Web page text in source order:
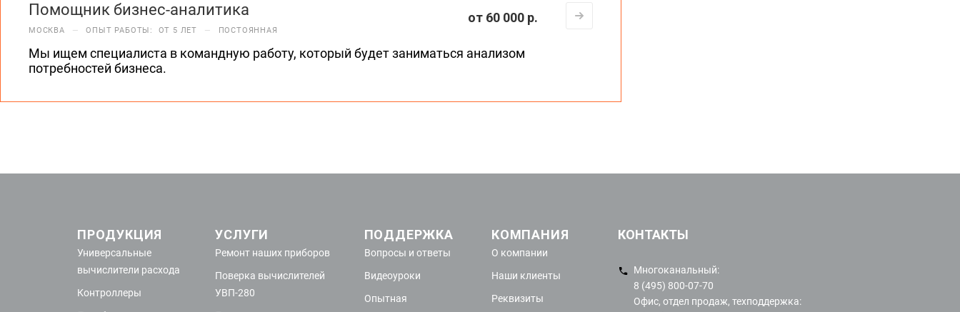
Помощник бизнес-аналитика
МОСКВА — ОПЫТ РАБОТЫ: ОТ 5 ЛЕТ — ПОСТОЯННАЯ
от 60 000 р.
Мы ищем специалиста в командную работу, который будет заниматься анализом
потребностей бизнеса.
ПРОДУКЦИЯ
Универсальные
вычислители расхода
Контроллеры
УСЛУГИ
Ремонт наших приборов
Поверка вычислителей
УВП-280
ПОДДЕРЖКА
Вопросы и ответы
Видеоуроки
Опытная
КОМПАНИЯ
О компании
Наши клиенты
Реквизиты
КОНТАКТЫ
Многоканальный:
8 (495) 800-07-70
Офис, отдел продаж, техподдержка: